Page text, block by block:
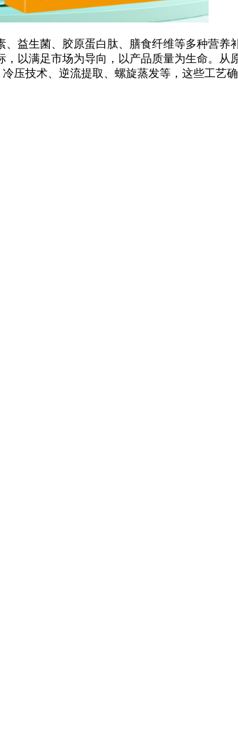
益生菌、胶原蛋白肽、膳食纤维等多种营
以满足市场为导向，以产品质量为生命。
压技术、逆流提取、螺旋蒸发等，这些工